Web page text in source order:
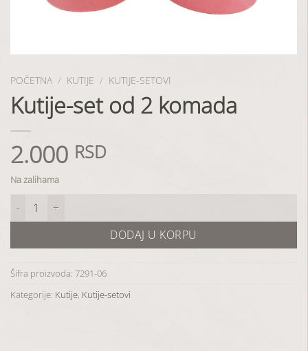
POČETNA / KUTIJE / KUTIJE-SETOVI
Kutije-set od 2 komada
2.000 RSD
Na zalihama
Kutije-set od 2 komada količina
DODAJ U KORPU
Šifra proizvoda: 7291-06
Kategorije: Kutije, Kutije-setovi